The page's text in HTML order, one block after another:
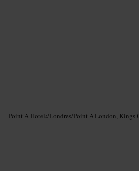
Point A Hotels/Londres/Point A London, Kings